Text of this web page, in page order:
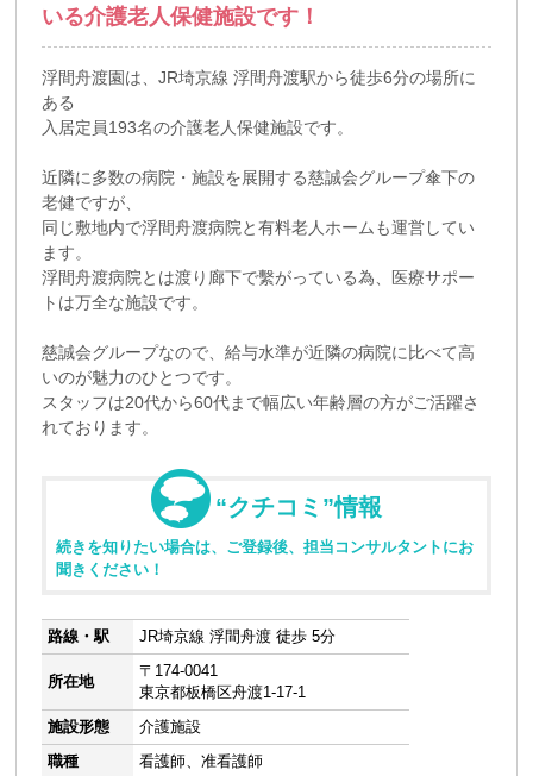
いる介護老人保健施設です！
浮間舟渡園は、JR埼京線 浮間舟渡駅から徒歩6分の場所に
ある
入居定員193名の介護老人保健施設です。
近隣に多数の病院・施設を展開する慈誠会グループ傘下の
老健ですが、
同じ敷地内で浮間舟渡病院と有料老人ホームも運営してい
ます。
浮間舟渡病院とは渡り廊下で繫がっている為、医療サポー
トは万全な施設です。
慈誠会グループなので、給与水準が近隣の病院に比べて高
いのが魅力のひとつです。
スタッフは20代から60代まで幅広い年齢層の方がご活躍さ
れております。
“クチコミ”情報
続きを知りたい場合は、ご登録後、担当コンサルタントにお
聞きください！
路線・駅 JR埼京線 浮間舟渡 徒歩 5分
所在地
〒174-0041
東京都板橋区舟渡1-17-1
施設形態
介護施設
職種
看護師、准看護師